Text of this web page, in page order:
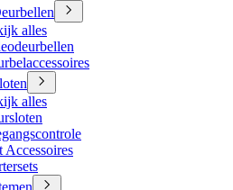
alles
alles
Accessoires